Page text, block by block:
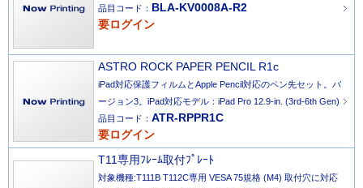
品目コード： BLA-KV0008A-R2
要ログイン
ASTRO ROCK PAPER PENCIL R1c
iPad対応保護フィルムとApple Pencil対応のペン先セット。バ
ージョン3。iPad対応モデル：iPad Pro 12.9-in. (3rd-6th Gen)
品目コード： ATR-RPPR1C
要ログイン
T11専用ﾌﾚｰﾑ取付ﾌﾟﾚｰﾄ
対象機種:T111B T112C専用 VESA 75規格 (M4) 取付穴に対応